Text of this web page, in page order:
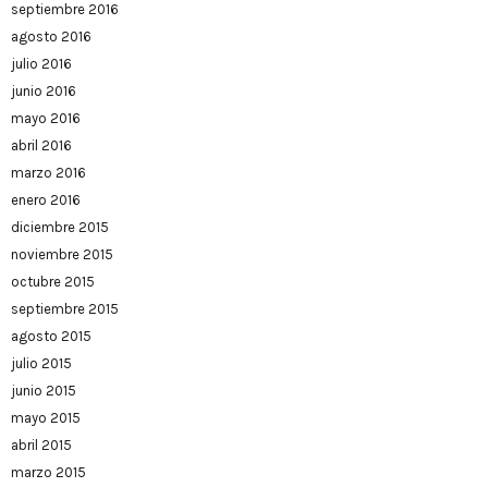
septiembre 2016
agosto 2016
julio 2016
junio 2016
mayo 2016
abril 2016
marzo 2016
enero 2016
diciembre 2015
noviembre 2015
octubre 2015
septiembre 2015
agosto 2015
julio 2015
junio 2015
mayo 2015
abril 2015
marzo 2015